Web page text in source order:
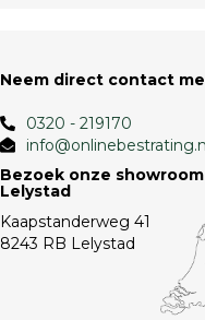
Neem direct contact
0320 - 219170
Bezoek onze
Lelystad
Kaapstanderweg 41
8243 RB Lelystad